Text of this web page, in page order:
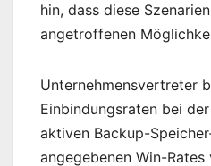
hin, dass diese
angetroffenen
Unternehmensvertreter
Einbindungsraten bei
aktiven Backup-
angegebenen Win-